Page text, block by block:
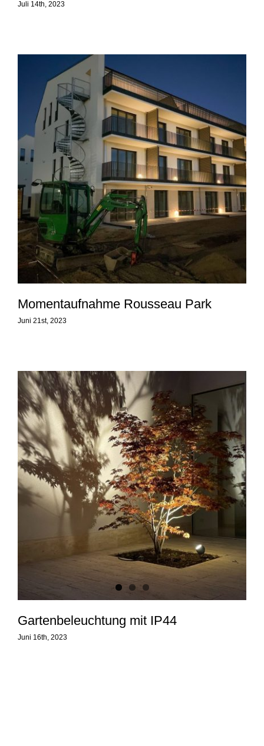
Juli 14th, 2023
Momentaufnahme Rousseau Park
Juni 21st, 2023
Gartenbeleuchtung mit IP44
Juni 16th, 2023